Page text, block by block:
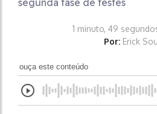
segunda fase de testes
1 minuto, 49
Por: Erick
ouça este conteúdo